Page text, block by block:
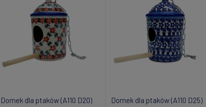
Domek dla ptaków (A110 D20) Domek dla ptaków (A110 D25)